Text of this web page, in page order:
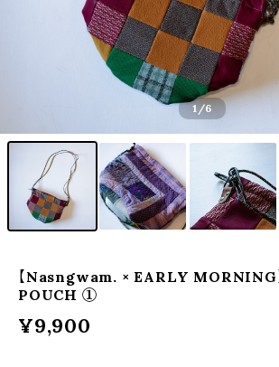
1/6
【Nasngwam. × EARLY MORNING
POUCH ①
¥9,900